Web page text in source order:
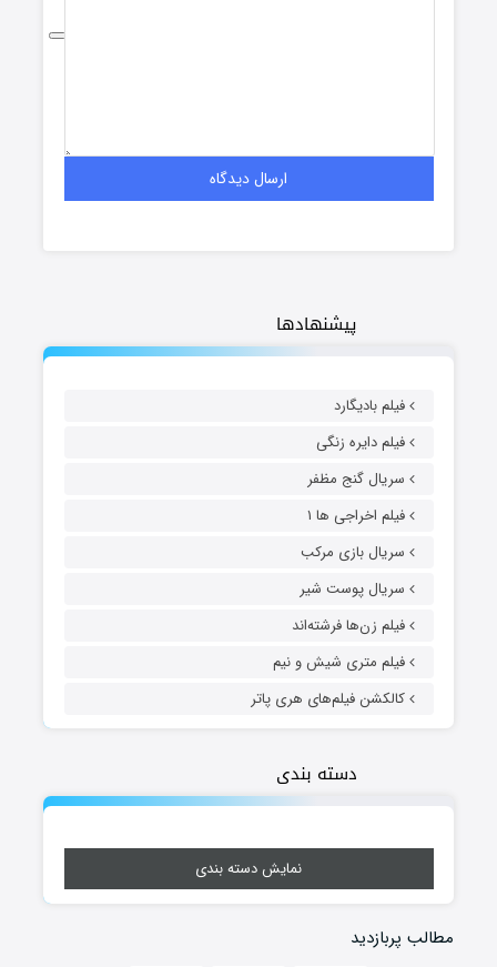
پیشنهادها
فیلم بادیگارد
فیلم دایره زنگی
سریال گنج مظفر
فیلم اخراجی ها ۱
سریال بازی مرکب
سریال پوست شیر
فیلم زن‌ها فرشته‌اند
فیلم متری شیش و نیم
کالکشن فیلم‌های هری پاتر
دسته بندی
نمایش دسته بندی
مطالب پربازدید